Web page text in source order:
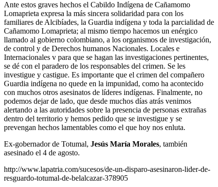
Ante estos graves hechos el Cabildo Indígena de Cañamomo
Lomaprieta expresa la más sincera solidaridad para con los
familiares de Alcibíades, la Guardia indígena y toda la parcialidad de
Cañamomo Lomaprieta; al mismo tiempo hacemos un enérgico
llamado al gobierno colombiano, a los organismos de investigación,
de control y de Derechos humanos Nacionales. Locales e
Internacionales v para que se hagan las investigaciones pertinentes,
se dé con el paradero de los responsables del crimen. Se les
investigue y castigue. Es importante que el crimen del compañero
Guardia indígena no quede en la impunidad, como ha acontecido
con muchos otros asesinatos de líderes indígenas. Finalmente, no
podemos dejar de lado, que desde muchos días atrás venimos
alertando a las autoridades sobre la presencia de personas extrañas
dentro del territorio y hemos pedido que se investigue y se
prevengan hechos lamentables como el que hoy nos enluta.
Ex-gobernador de Totumal, Jesús María Morales, también
asesinado el 4 de agosto.
http://www.lapatria.com/sucesos/de-un-disparo-asesinaron-lider-de-
resguardo-totumal-de-belalcazar-378905